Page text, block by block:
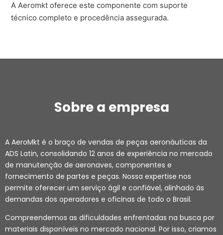
A Aeromkt oferece este componente com suporte
técnico completo e procedência assegurada.
Sobre a empresa
A AeroMkt é o braço de vendas de peças aeronáuticas da
ADS Latin, consolidando 12 anos de experiência no mercado
de manutenção de aeronaves, componentes e
fornecimento de partes e peças. Nossa expertise nos
permite oferecer um serviço ágil e confiável, alinhado às
demandas dos operadores e oficinas de todo o Brasil.
Compreendemos as dificuldades enfrentadas na busca por
materiais disponíveis no mercado nacional. Por isso, criamos